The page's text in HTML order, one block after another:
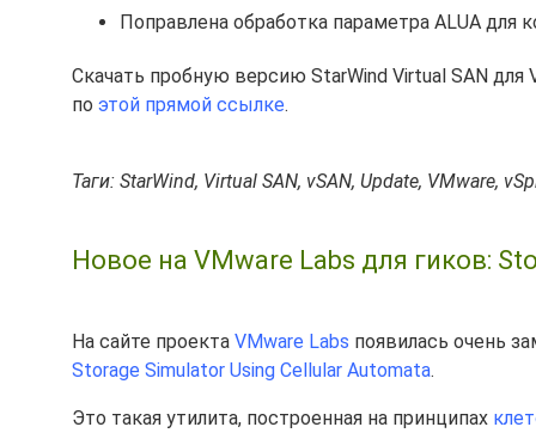
Поправлена обработка параметра ALUA для
Скачать пробную версию StarWind Virtual SAN
по этой прямой ссылке.
Таги: StarWind, Virtual SAN, vSAN, Update, VMware,
Новое на VMware Labs для гиков:
На сайте проекта VMware Labs появилась очень
Storage Simulator Using Cellular Automata.
Это такая утилита, построенная на принципах